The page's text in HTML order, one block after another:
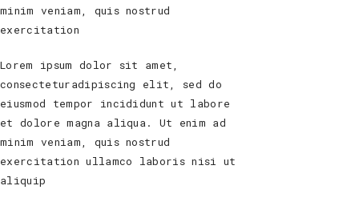
minim veniam, quis nostrud
exercitation
Lorem ipsum dolor sit amet,
consecteturadipiscing elit, sed do
eiusmod tempor incididunt ut labore
et dolore magna aliqua. Ut enim ad
minim veniam, quis nostrud
exercitation ullamco laboris nisi ut
aliquip